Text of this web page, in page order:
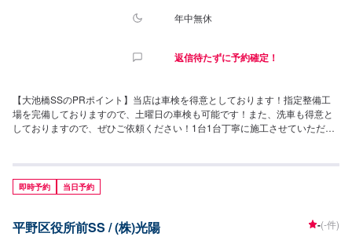
年中無休
返信待たずに予約確定！
【大池橋SSのPRポイント】当店は車検を得意としております！指定整備工
場を完備しておりますので、土曜日の車検も可能です！また、洗車も得意と
しておりますので、ぜひご依頼ください！1台1台丁寧に施工させていただき
ンペーン情報】エネオスアプリ入会で、ガソリン・軽油が5円引きで給油可能
です！【サービスルームの詳細】・椅子・トイレ・ゴミ箱・自販機・喫煙室
をご用意しております。お待ちの際などにご利用ください！【資格保持者が
在籍しておりますので、ハイレベルな施工が可能です！【アクセス】当店は
即時予約 当日予約
平野区役所前SS / (株)光陽 -(-件)